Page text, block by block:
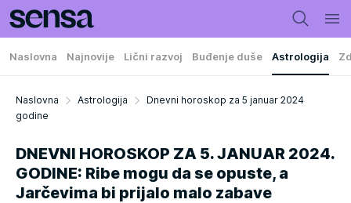
Naslovna Najnovije Lični razvoj Buđenje duše Astrologija
Naslovna Astrologija
Dnevni horoskop za 5 januar 2024
godine
DNEVNI HOROSKOP ZA 5. JANUAR 2024.
GODINE: Ribe mogu da se opuste, a
Jarčevima bi prijalo malo zabave